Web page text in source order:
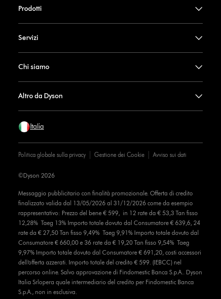
Prodotti
Servizi
Chi siamo
Altro da Dyson
Italia
Politica globale sulla privacy Gestione dei Cookie Avviso sui dati
Messaggio pubblicitario con finalità promozionale. Offerta di credito
finalizzato valida dal 13/05/2026 al 31/12/2026 come da esempio
rappresentativo: Prezzo del bene € 599, in 12 rate da € 53,3 Tan fisso
12,28% Taeg 13% Importo totale dovuto dal Consumatore € 639,6, 24
rate da € 27,50 Tan fisso 9,49% Taeg 9,91% Importo totale dovuto dal
Consumatore € 660,00 e 36 rate da € 19,20 Tan fisso 9,54% Taeg
9,97% Importo totale dovuto dal Consumatore € 691,20, costi accessori
dell’offerta azzerati. Importo totale del credito € 599. (IEBCC) nel
percorso online. Salvo approvazione di Findomestic Banca S.p.A.. Dyson
Italia Srlopera quale intermediario del credito per Findomestic Banca
S.p.A., non in esclusiva.
©Dyson 2026